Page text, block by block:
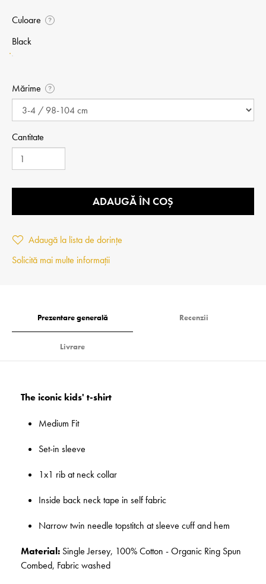
Culoare ?
Black
Mărime ?
Cantitate
ADAUGĂ ÎN COȘ
Adaugă la lista de dorințe
Solicită mai multe informații
Prezentare generală Recenzii
Livrare
The iconic kids' t-shirt
Medium Fit
Set-in sleeve
1x1 rib at neck collar
Inside back neck tape in self fabric
Narrow twin needle topstitch at sleeve cuff and hem
Material: Single Jersey, 100% Cotton - Organic Ring Spun
Combed, Fabric washed